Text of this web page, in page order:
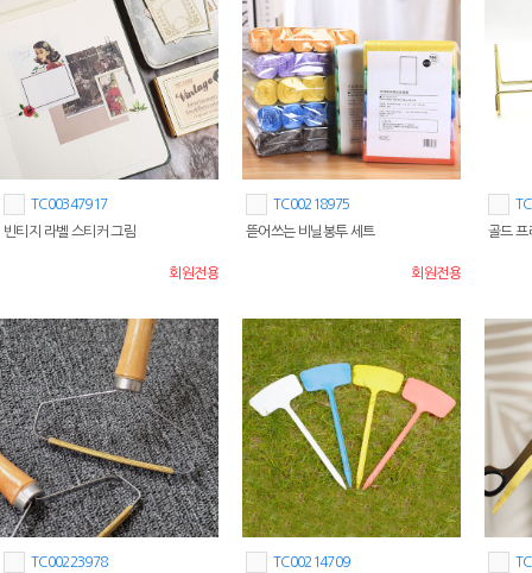
TC00347917
빈티지 라벨 스티커 그림
회원전용
TC00218975
뜯어쓰는 비닐봉투 세트
회원전용
골드 프
TC00223978
TC00214709